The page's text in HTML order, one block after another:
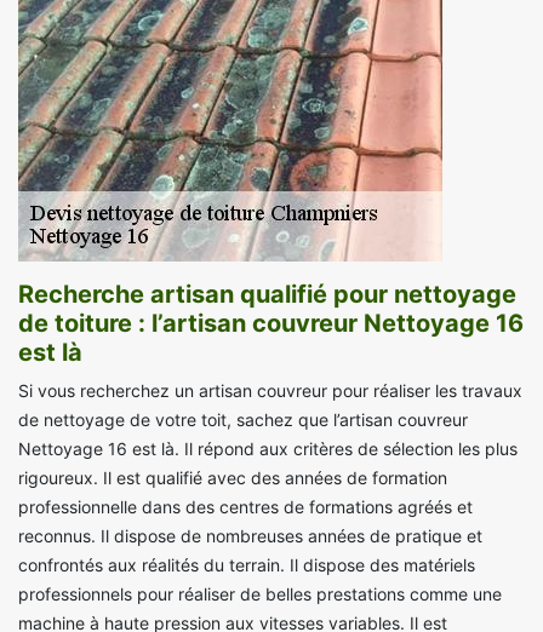
Recherche artisan qualifié pour nettoyage
de toiture : l’artisan couvreur Nettoyage 16
est là
Si vous recherchez un artisan couvreur pour réaliser les travaux
de nettoyage de votre toit, sachez que l’artisan couvreur
Nettoyage 16 est là. Il répond aux critères de sélection les plus
rigoureux. Il est qualifié avec des années de formation
professionnelle dans des centres de formations agréés et
reconnus. Il dispose de nombreuses années de pratique et
confrontés aux réalités du terrain. Il dispose des matériels
professionnels pour réaliser de belles prestations comme une
machine à haute pression aux vitesses variables. Il est